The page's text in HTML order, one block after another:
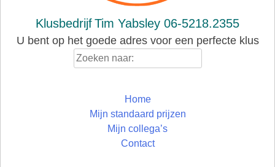
KlusbedrijfTim Yabsley 06-5218.2355
U bent op het goede adres voor een perfecte klus
Home
Mijn standaard prijzen
Mijn collega’s
Contact